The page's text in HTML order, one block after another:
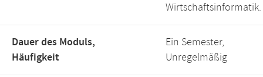
Wirtschaftsinformatik.
Dauer des Moduls,
Häufigkeit
Ein Semester,
Unregelmäßig